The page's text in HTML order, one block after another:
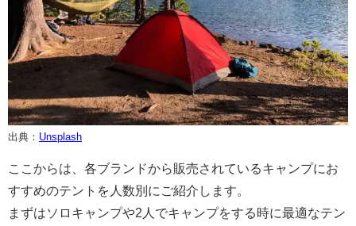
出典： Unsplash
ここからは、各ブランドから販売されているキャンプにお
すすめのテントを人数別にご紹介します。
まずはソロキャンプや2人でキャンプをする時に最適なテン